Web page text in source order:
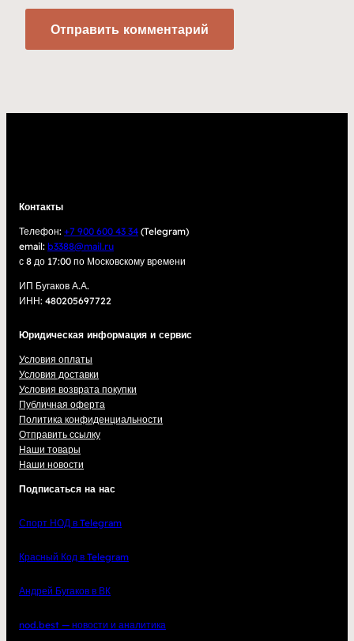
Контакты
Телефон: +7 900 600 43 34 (Telegram)
email: b3388@mail.ru
с 8 до 17:00 по Московскому времени
ИП Бугаков А.А.
ИНН: 480205697722
Юридическая информация и сервис
Условия оплаты
Условия доставки
Условия возврата покупки
Публичная оферта
Политика конфиденциальности
Отправить ссылку
Наши товары
Наши новости
Подписаться на нас
Спорт НОД в Telegram
Красный Код в Telegram
Андрей Бугаков в ВК
nod.best — новости и аналитика